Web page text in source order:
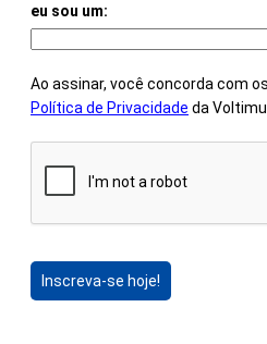
eu sou um:
Ao assinar, você concorda com os
Política de Privacidade da
Inscreva-se hoje!